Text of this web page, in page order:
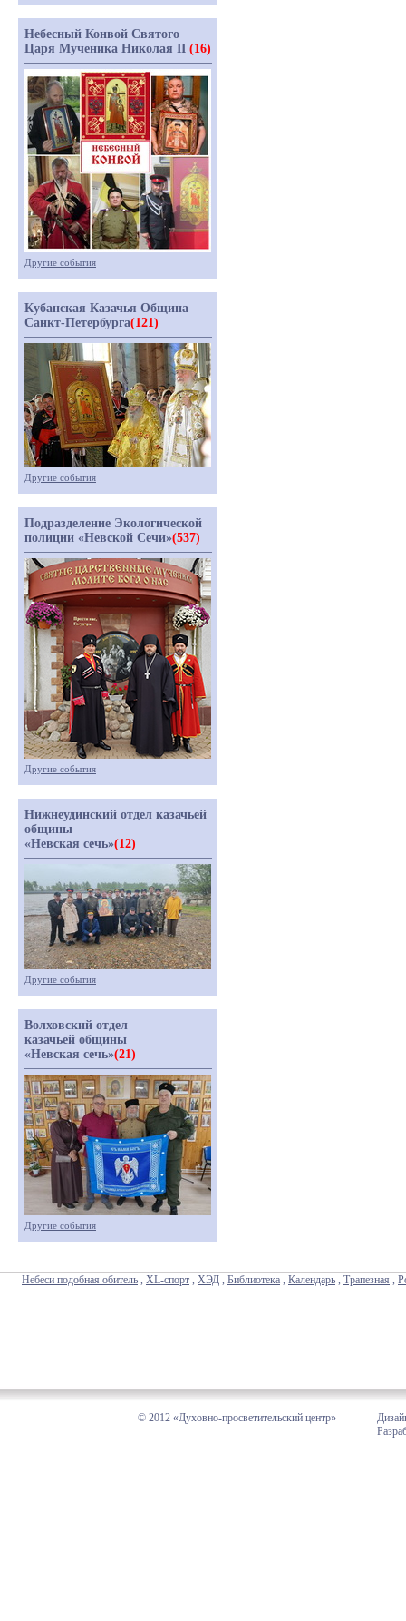
Небесный Конвой Святого
Царя Мученика Николая II (16)
Другие события
Кубанская Казачья Община
Санкт-Петербурга(121)
Другие события
Подразделение Экологической
полиции «Невской Сечи»(537)
Другие события
Нижнеудинский отдел казачьей
общины
«Невская сечь»(12)
Другие события
Волховский отдел
казачьей общины
«Невская сечь»(21)
Другие события
Небеси подобная обитель , XL-спорт , ХЭД , Библиотека , Календарь , Трапезная ,
© 2012 «Духовно-просветительский центр»